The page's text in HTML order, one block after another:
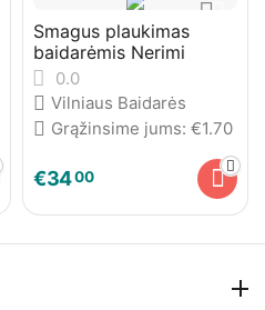
Smagus plaukimas
baidarėmis Nerimi
0.0
Vilniaus Baidarės
Grąžinsime jums: €1.70
€3400